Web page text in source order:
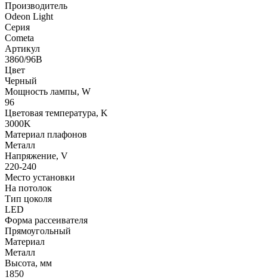
Производитель
Odeon Light
Серия
Cometa
Артикул
3860/96B
Цвет
Черный
Мощность лампы, W
96
Цветовая температура, K
3000K
Материал плафонов
Металл
Напряжение, V
220-240
Место установки
На потолок
Тип цоколя
LED
Форма рассеивателя
Прямоугольный
Материал
Металл
Высота, мм
1850